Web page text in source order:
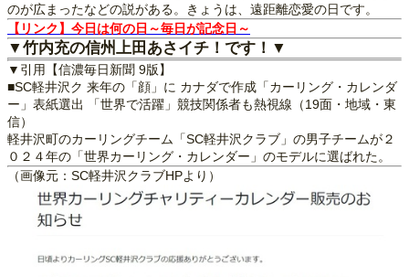
のが広まったなどの説がある。きょうは、遠距離恋愛の日です。
【リンク】今日は何の日～毎日が記念日～
▼竹内充の信州上田あさイチ！です！▼
▼引用【信濃毎日新聞 9版】
■SC軽井沢ク 来年の「顔」に カナダで作成「カーリング・カレンダ
ー」表紙選出 「世界で活躍」競技関係者も熱視線（19面・地域・東
信）
軽井沢町のカーリングチーム「SC軽井沢クラブ」の男子チームが２
０２４年の「世界カーリング・カレンダー」のモデルに選ばれた。
（画像元：SC軽井沢クラブHPより）